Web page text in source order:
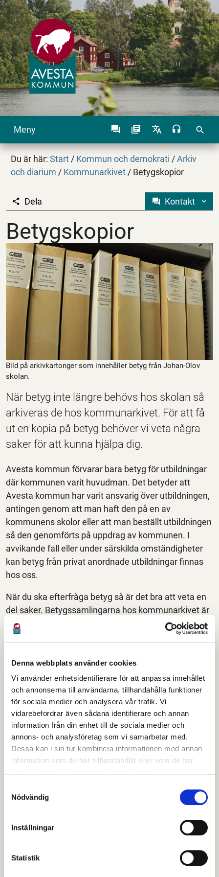
Denna webbplats använder cookies
Vi använder enhetsidentifierare för att anpassa innehållet
och annonserna till användarna, tillhandahålla funktioner
för sociala medier och analysera vår trafik. Vi
vidarebefordrar även sådana identifierare och annan
information från din enhet till de sociala medier och
annons- och analysföretag som vi samarbetar med.
Dessa kan i sin tur kombinera informationen med annan
information som du har tillhandahållit eller som de har
Nödvändig
Inställningar
Statistik
Meny search
Du är här:Start / Kommun och demokrati / Arkiv
och diarium / Kommunarkivet / Betygskopior
Betygskopior
Dela Kontakt
Betygskopior
Bild på arkivkartonger som innehåller betyg från Johan-Olov
skolan.
När betyg inte längre behövs hos skolan så
arkiveras de hos kommunarkivet. För att få
ut en kopia på betyg behöver vi veta några
saker för att kunna hjälpa dig.
Avesta kommun förvarar bara betyg för utbildningar
där kommunen varit huvudman. Det betyder att
Avesta kommun har varit ansvarig över utbildningen,
antingen genom att man haft den på en av
kommunens skolor eller att man beställt utbildningen
så den genomförts på uppdrag av kommunen. I
avvikande fall eller under särskilda omständigheter
kan betyg från privat anordnade utbildningar finnas
hos oss.
När du ska efterfråga betyg så är det bra att veta en
del saker. Betygssamlingarna hos kommunarkivet är
oftast sorterade efter personnummer. De är också
främst fysiska serier av papper som vi manuellt
uppgifter krävs för att kunna hitta och kopiera det du
söker.
Alla kommunens betyg är inte hos kommunarkivet,
en del är för nya och är då kvar på skolan som du gick
på.
Betyg som är äldre än 1 kalenderår för
vuxenutbildningen och 2 kalenderår för övriga skolor
kommunarkivet från och med 2026. För ett slutbetyg
betyget hos kommunarkivet 2026
Nu finns en e-tjänst där du kan beställa kopior på dina
egna betyg.